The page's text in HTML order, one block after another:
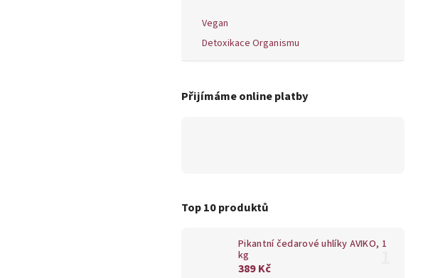
Vegan
Detoxikace Organismu
Přijímáme online platby
Top 10 produktů
Pikantní čedarové uhlíky AVIKO, 1
kg
389 Kč